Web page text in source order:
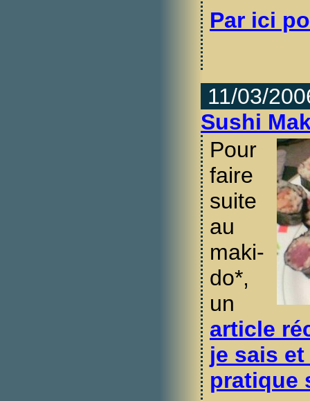
Par ici
11/03/
Sushi
Pour
faire
suite
au
maki-
do*,
un
article
je sais
pratique